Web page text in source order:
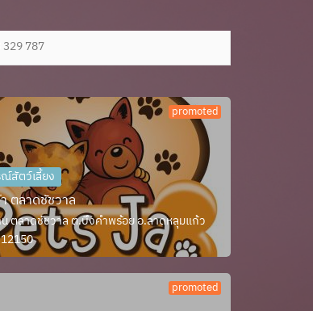
329 787
promoted
สัตว์เลี้ยง
ตลาดชัชวาล
ตลาดชัชวาล ต.บึงคำพร้อย อ.ลาดหลุมแก้ว
promoted